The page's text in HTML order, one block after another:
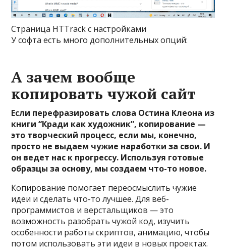
Страница HTTrack с настройками
У софта есть много дополнительных опций:
А зачем вообще
копировать чужой сайт
Если перефразировать слова Остина Клеона из
книги “Кради как художник”, копирование —
это творческий процесс, если мы, конечно,
просто не выдаем чужие наработки за свои. И
он ведет нас к прогрессу. Используя готовые
образцы за основу, мы создаем что-то новое.
Копирование помогает переосмыслить чужие
идеи и сделать что-то лучшее. Для веб-
программистов и верстальщиков — это
возможность разобрать чужой код, изучить
особенности работы скриптов, анимацию, чтобы
потом использовать эти идеи в новых проектах.